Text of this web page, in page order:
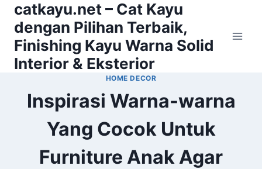
Skip
content
catkayu.net – Cat Kayu
dengan Pilihan Terbaik,
Finishing Kayu Warna Solid
Interior & Eksterior
HOME DECOR
Inspirasi Warna-warna
Yang Cocok Untuk
Furniture Anak Agar